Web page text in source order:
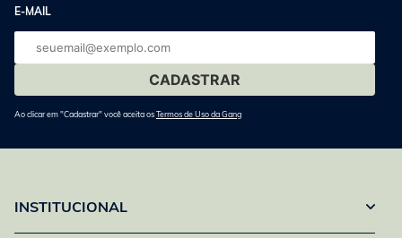
E-MAIL
E-
mail
Ao clicar em "Cadastrar" você aceita osTermos de Uso da Gang
INSTITUCIONAL